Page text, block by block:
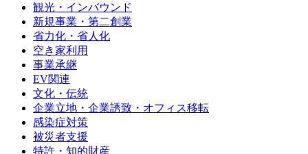
観光・インバウンド
新規事業・第二創業
省力化・省人化
空き家利用
事業承継
EV関連
文化・伝統
企業立地・企業誘致・オフィス移転
感染症対策
被災者支援
特許・知的財産